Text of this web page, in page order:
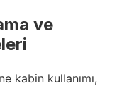
ve
kabin kullanımı,